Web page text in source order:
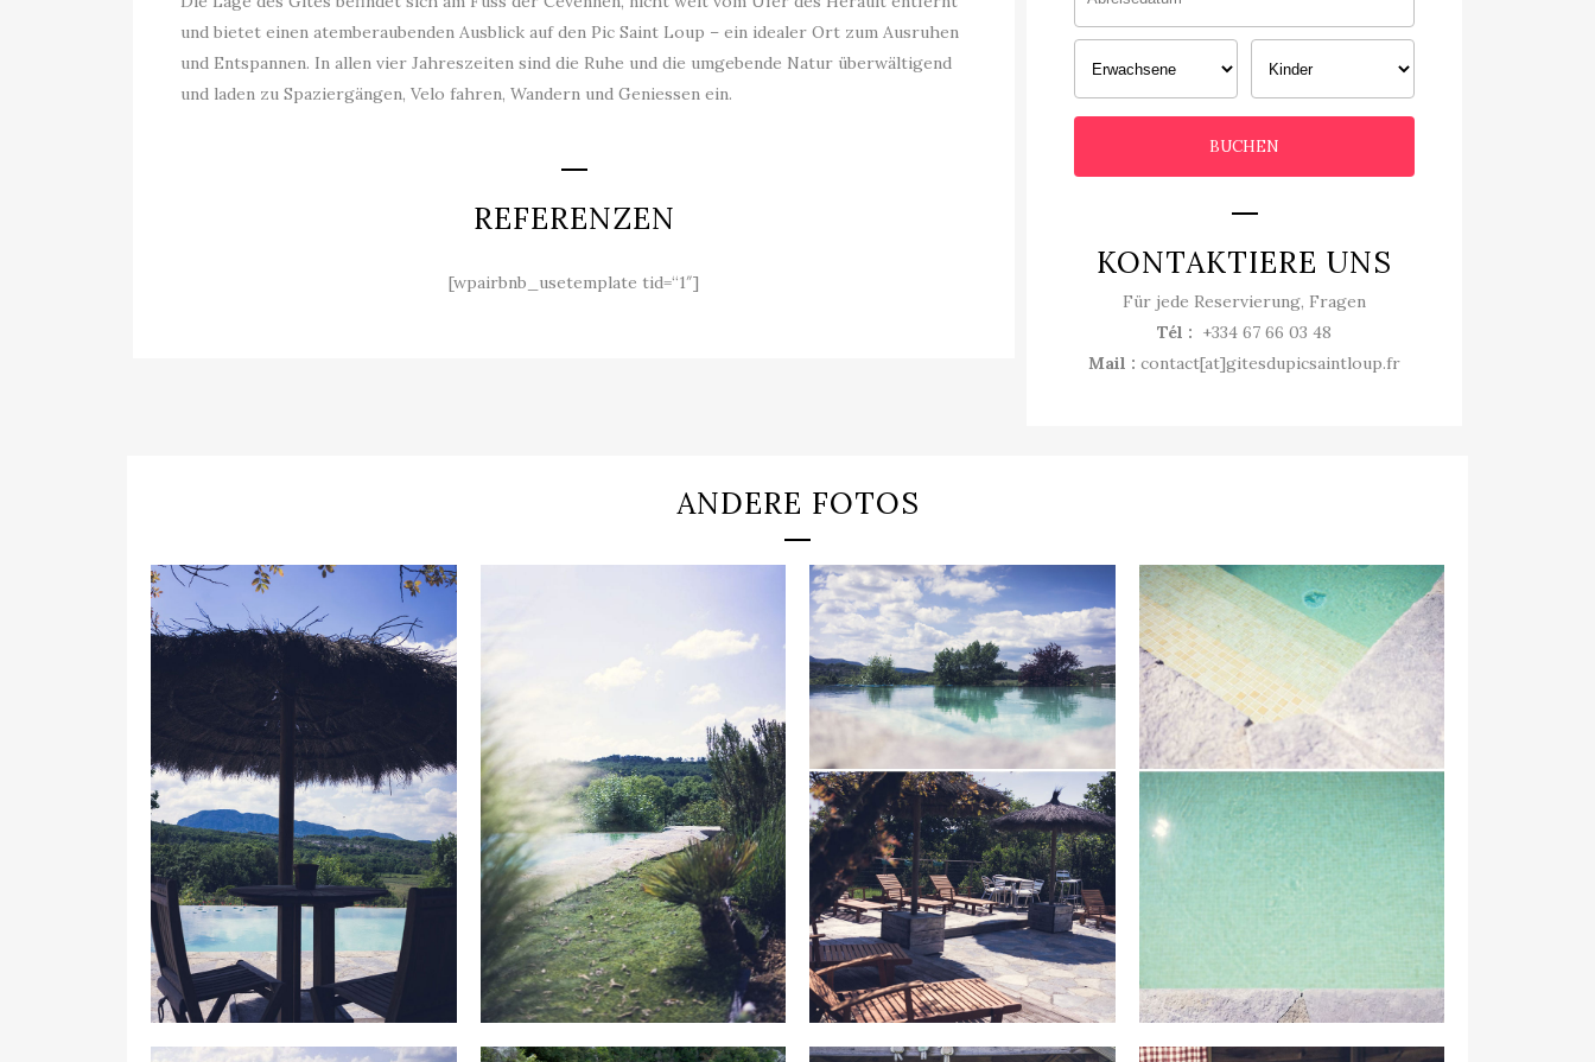
und bietet einen atemberaubenden Ausblick auf den Pic Saint Loup – ein idealer Ort zum Ausruhen
und Entspannen. In allen vier Jahreszeiten sind die Ruhe und die umgebende Natur überwältigend
und laden zu Spaziergängen, Velo fahren, Wandern und Geniessen ein.
REFERENZEN
[wpairbnb_usetemplate tid=“1″]
KONTAKTIERE UNS
Für jede Reservierung, Fragen
Tél : +334 67 66 03 48
Mail : contact[at]gitesdupicsaintloup.fr
ANDERE FOTOS